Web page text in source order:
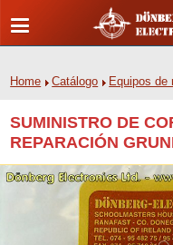
Home Catálogo Equipos de
SUMINISTRO DE
REPARACIÓN